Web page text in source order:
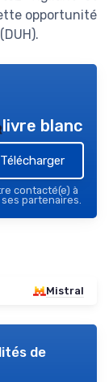
opportunité
blanc
contacté(e) à
partenaires.
Mistral
de